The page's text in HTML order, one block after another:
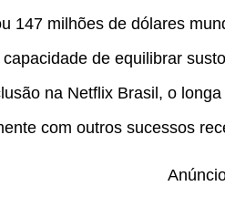
147 milhões de dólares
de equilibrar
na Netflix Brasil, o
com outros sucessos